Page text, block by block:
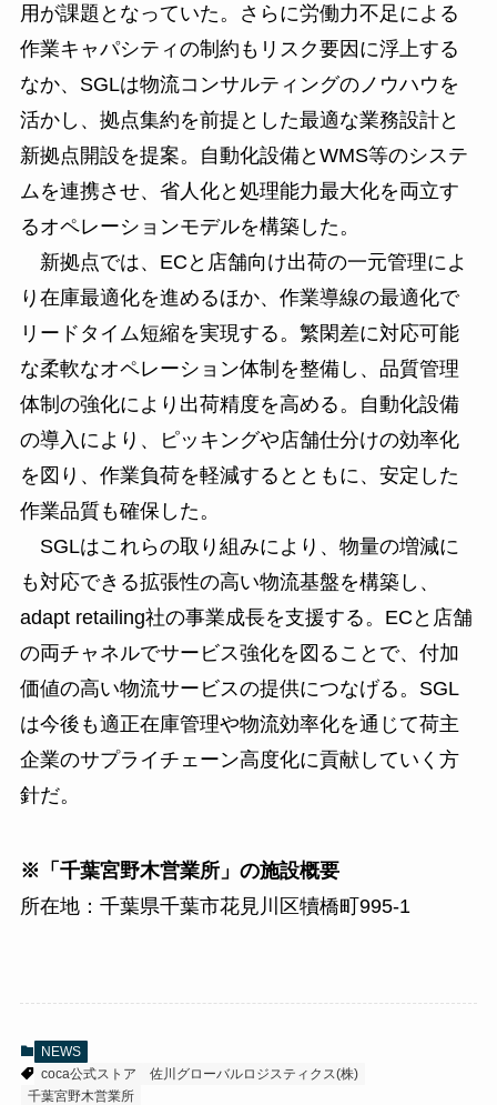
用が課題となっていた。さらに労働力不足による
作業キャパシティの制約もリスク要因に浮上する
なか、SGLは物流コンサルティングのノウハウを
活かし、拠点集約を前提とした最適な業務設計と
新拠点開設を提案。自動化設備とWMS等のシステ
ムを連携させ、省人化と処理能力最大化を両立す
るオペレーションモデルを構築した。
新拠点では、ECと店舗向け出荷の一元管理によ
り在庫最適化を進めるほか、作業導線の最適化で
リードタイム短縮を実現する。繁閑差に対応可能
な柔軟なオペレーション体制を整備し、品質管理
体制の強化により出荷精度を高める。自動化設備
の導入により、ピッキングや店舗仕分けの効率化
を図り、作業負荷を軽減するとともに、安定した
作業品質も確保した。
SGLはこれらの取り組みにより、物量の増減に
も対応できる拡張性の高い物流基盤を構築し、
adapt retailing社の事業成長を支援する。ECと店舗
の両チャネルでサービス強化を図ることで、付加
価値の高い物流サービスの提供につなげる。SGL
は今後も適正在庫管理や物流効率化を通じて荷主
企業のサプライチェーン高度化に貢献していく方
針だ。
※「千葉宮野木営業所」の施設概要
所在地：千葉県千葉市花見川区犢橋町995-1
NEWS
coca公式ストア
佐川グローバルロジスティクス(株)
千葉宮野木営業所